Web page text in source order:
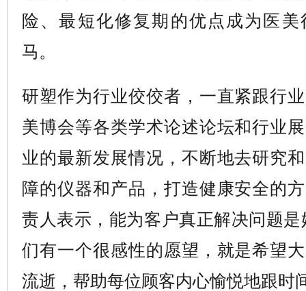
险、最短化修复期的优点成为医
马。
研塑作为行业佼佼者，一直紧跟行
美博会等各类学术论述论坛和行业
业的最新发展情况，不断地去研究
障的仪器和产品，打造健康安全的
责人表示，能为客户真正解决问题是
们有一个很感性的愿望，就是希望
流逝，帮助每位顾客内心愉悦地跟时